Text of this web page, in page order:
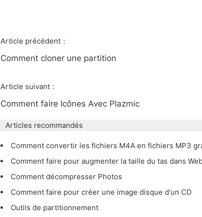
Article précédent：
Comment cloner une partition
Article suivant：
Comment faire Icônes Avec Plazmic
Articles recommandés
Comment convertir les fichiers M4A en fichiers MP3
Comment faire pour augmenter la taille du tas dans
Comment décompresser Photos
Comment faire pour créer une image disque d'un CD
Outils de partitionnement